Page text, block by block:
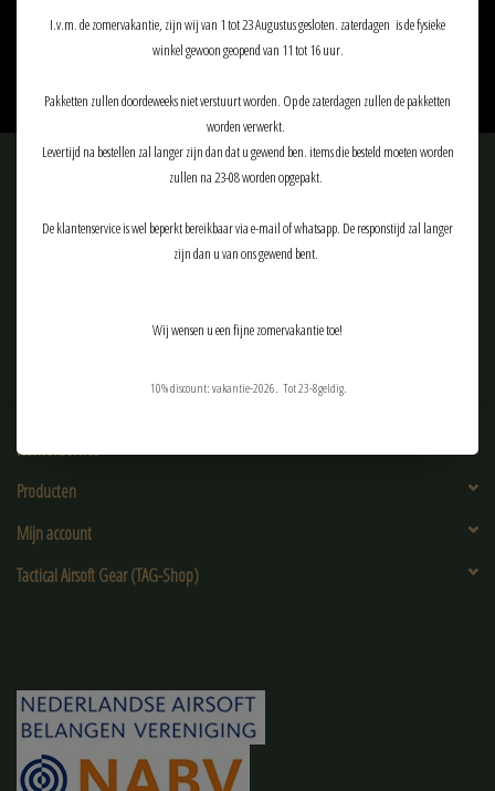
Meld je aan voor onze nieuwsbrief:
Klantenservice
Producten
Mijn account
Tactical Airsoft Gear (TAG-Shop)
I.v.m. de zomervakantie, zijn wij van 1 tot 23 Augustus gesloten. zaterdagen is de fysieke
winkel gewoon geopend van 11 tot 16 uur.
Pakketten zullen doordeweeks niet verstuurt worden. Op de zaterdagen zullen de pakketten
worden verwerkt.
Levertijd na bestellen zal langer zijn dan dat u gewend ben. items die besteld moeten worden
zullen na 23-08 worden opgepakt.
De klantenservice is wel beperkt bereikbaar via e-mail of whatsapp. De responstijd zal langer
zijn dan u van ons gewend bent.
Wij wensen u een fijne zomervakantie toe!
10% discount: vakantie-2026. Tot 23-8geldig.